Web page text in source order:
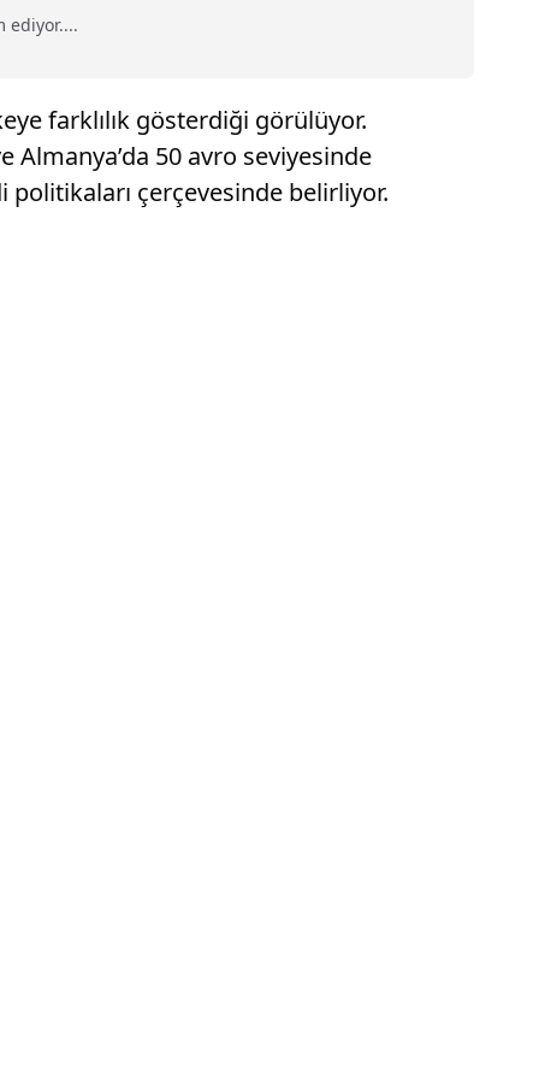
ediyor....
farklılık gösterdiği görülüyor.
Almanya’da 50 avro seviyesinde
çerçevesinde belirliyor.